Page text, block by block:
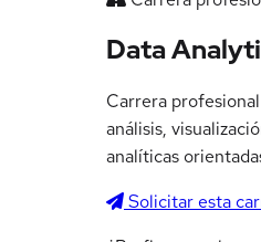
Data
Carrera
análisis,
analíticas
Solicitar esta